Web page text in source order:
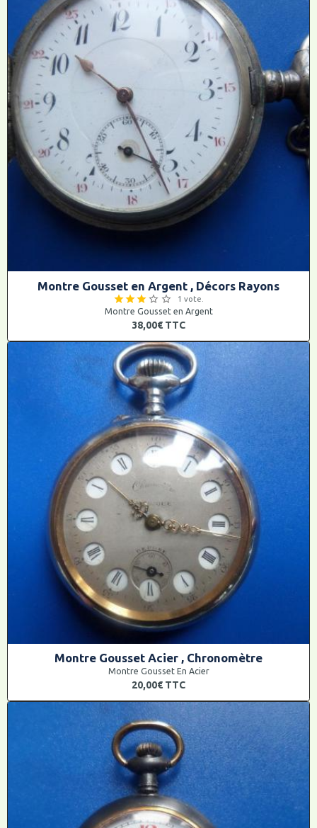
Montre Gousset en Argent , Décors Rayons
1 vote.
Montre Gousset en Argent
38,00€ TTC
Montre Gousset Acier , Chronomètre
Montre Gousset En Acier
20,00€ TTC